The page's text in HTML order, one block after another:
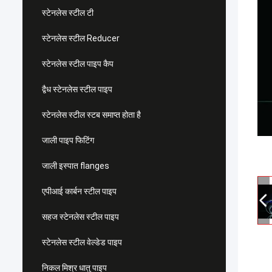
स्टेनलेस स्टील टी
स्टेनलेस स्टील Reducer
स्टेनलेस स्टील पाइप कैप
द्वैध स्टेनलेस स्टील पाइप
स्टेनलेस स्टील स्टब समाप्त होता है
जाली पाइप फिटिंग
जाली इस्पात flanges
एपीआई कार्बन स्टील पाइप
सहज स्टेनलेस स्टील पाइप
स्टेनलेस स्टील वेल्डेड पाइप
निकल मिश्र धातु पाइप